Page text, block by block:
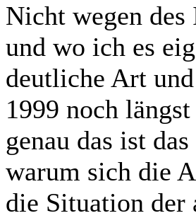
Nicht wegen
und wo ich es
deutliche Art
1999 noch
genau das ist
warum sich die
die Situation der